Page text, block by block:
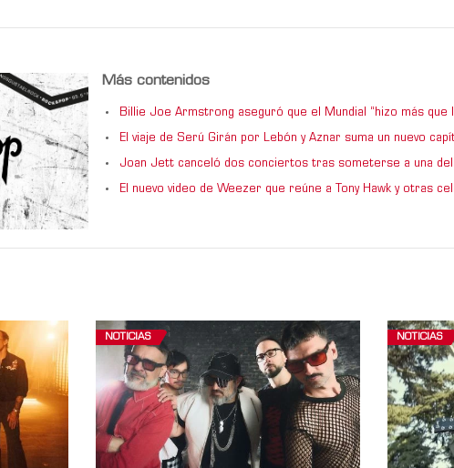
Más contenidos
Billie Joe Armstrong aseguró que el Mundial “hizo más que
El viaje de Serú Girán por Lebón y Aznar suma un nuevo
Joan Jett canceló dos conciertos tras someterse a una
El nuevo video de Weezer que reúne a Tony Hawk y otras
NOTICIAS NOTICIAS